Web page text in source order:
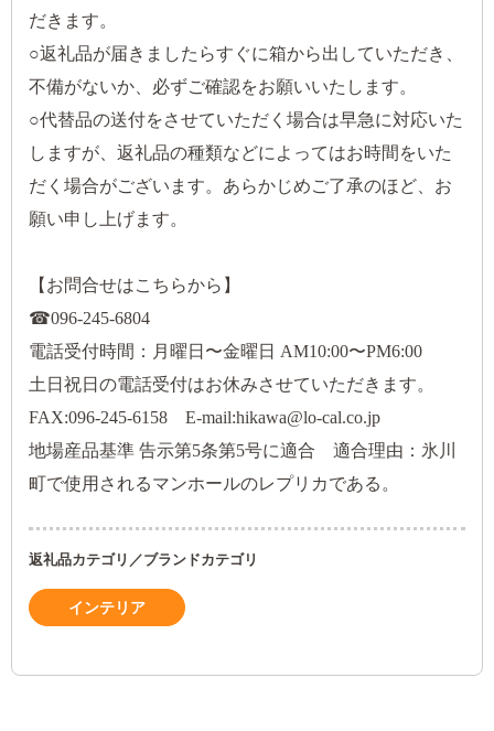
だきます。
○返礼品が届きましたらすぐに箱から出していただき、
不備がないか、必ずご確認をお願いいたします。
○代替品の送付をさせていただく場合は早急に対応いた
しますが、返礼品の種類などによってはお時間をいた
だく場合がございます。あらかじめご了承のほど、お
願い申し上げます。
【お問合せはこちらから】
☎096-245-6804
電話受付時間：月曜日〜金曜日 AM10:00〜PM6:00
土日祝日の電話受付はお休みさせていただきます。
FAX:096-245-6158 E-mail:hikawa@lo-cal.co.jp
地場産品基準 告示第5条第5号に適合 適合理由：氷川
町で使用されるマンホールのレプリカである。
返礼品カテゴリ／ブランドカテゴリ
インテリア